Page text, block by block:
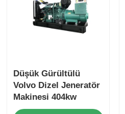
Düşük Gürültülü
Volvo Dizel Jeneratör
Makinesi 404kw
500kva 473kw